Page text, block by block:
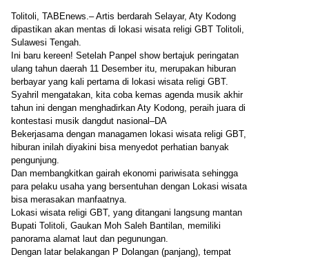
Tolitoli, TABEnews.– Artis berdarah Selayar, Aty Kodong
dipastikan akan mentas di lokasi wisata religi GBT Tolitoli,
Sulawesi Tengah.
Ini baru kereen! Setelah Panpel show bertajuk peringatan
ulang tahun daerah 11 Desember itu, merupakan hiburan
berbayar yang kali pertama di lokasi wisata religi GBT.
Syahril mengatakan, kita coba kemas agenda musik akhir
tahun ini dengan menghadirkan Aty Kodong, peraih juara di
kontestasi musik dangdut nasional–DA
Bekerjasama dengan managamen lokasi wisata religi GBT,
hiburan inilah diyakini bisa menyedot perhatian banyak
pengunjung.
Dan membangkitkan gairah ekonomi pariwisata sehingga
para pelaku usaha yang bersentuhan dengan Lokasi wisata
bisa merasakan manfaatnya.
Lokasi wisata religi GBT, yang ditangani langsung mantan
Bupati Tolitoli, Gaukan Moh Saleh Bantilan, memiliki
panorama alamat laut dan pegunungan.
Dengan latar belakangan P Dolangan (panjang), tempat